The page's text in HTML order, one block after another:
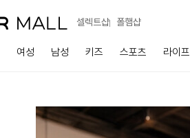
셀렉트샵 폴햄샵
여성 남성 키즈 스포츠 라이프